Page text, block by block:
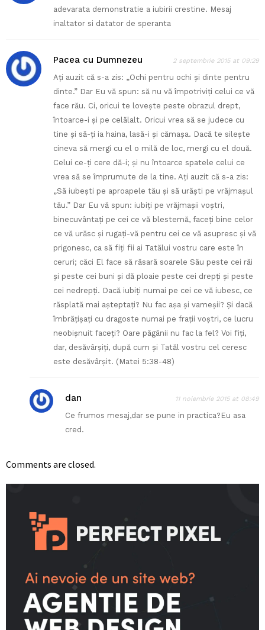
adevarata demonstratie a iubirii crestine. Mesaj
inaltator si datator de speranta
Pacea cu Dumnezeu 2 septembrie 2015 at 09:29
Aţi auzit că s-a zis: „Ochi pentru ochi şi dinte pentru
dinte.” Dar Eu vă spun: să nu vă împotriviţi celui ce vă
face rău. Ci, oricui te loveşte peste obrazul drept,
întoarce-i şi pe celălalt. Oricui vrea să se judece cu
tine şi să-ţi ia haina, lasă-i şi cămaşa. Dacă te sileşte
cineva să mergi cu el o milă de loc, mergi cu el două.
Celui ce-ţi cere dă-i; şi nu întoarce spatele celui ce
vrea să se împrumute de la tine. Aţi auzit că s-a zis:
„Să iubeşti pe aproapele tău şi să urăşti pe vrăjmaşul
tău.” Dar Eu vă spun: iubiţi pe vrăjmaşii voştri,
binecuvântaţi pe cei ce vă blestemă, faceţi bine celor
ce vă urăsc şi rugaţi-vă pentru cei ce vă asupresc şi vă
prigonesc, ca să fiţi fii ai Tatălui vostru care este în
ceruri; căci El face să răsară soarele Său peste cei răi
şi peste cei buni şi dă ploaie peste cei drepţi şi peste
cei nedrepţi. Dacă iubiţi numai pe cei ce vă iubesc, ce
răsplată mai aşteptaţi? Nu fac aşa şi vameşii? Şi dacă
îmbrăţişaţi cu dragoste numai pe fraţii voştri, ce lucru
neobişnuit faceţi? Oare păgânii nu fac la fel? Voi fiţi,
dar, desăvârşiţi, după cum şi Tatăl vostru cel ceresc
este desăvârşit. (Matei 5:38-48)
dan 11 noiembrie 2015 at 08:49
Ce frumos mesaj,dar se pune in practica?Eu asa
cred.
Comments are closed.